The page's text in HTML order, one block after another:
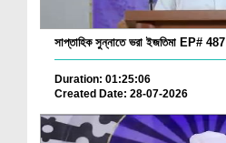
সাপ্তাহিক সুন্নাতে ভরা ইজতিমা EP# 487
Duration: 01:25:06
Created Date: 28-07-2026